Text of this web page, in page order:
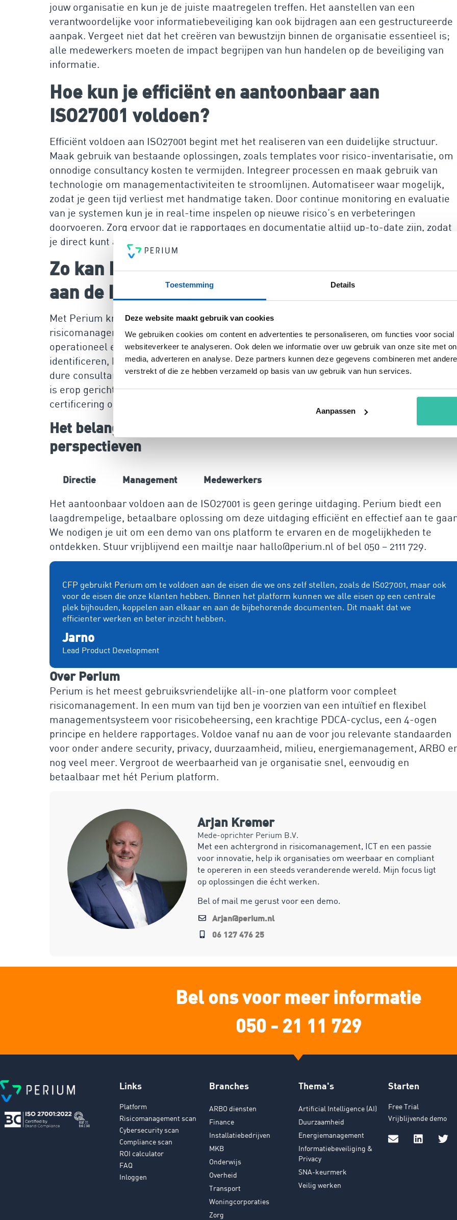
Toestemming Details
Deze website maakt gebruik van cookies
We gebruiken cookies om content en advertenties te personaliseren, om functies voor
websiteverkeer te analyseren. Ook delen we informatie over uw gebruik van onze site met
media, adverteren en analyse. Deze partners kunnen deze gegevens combineren met
verstrekt of die ze hebben verzameld op basis van uw gebruik van hun services.
Aanpassen
jouw organisatie en kun je de juiste maatregelen treffen. Het aanstellen van een
verantwoordelijke voor informatiebeveiliging kan ook bijdragen aan een gestructureerde
aanpak. Vergeet niet dat het creëren van bewustzijn binnen de organisatie essentieel is;
alle medewerkers moeten de impact begrijpen van hun handelen op de beveiliging van
informatie.
Hoe kun je efficiënt en aantoonbaar aan
ISO27001 voldoen?
Efficiënt voldoen aan ISO27001 begint met het realiseren van een duidelijke structuur.
Maak gebruik van bestaande oplossingen, zoals templates voor risico-inventarisatie, om
onnodige consultancy kosten te vermijden. Integreer processen en maak gebruik van
technologie om managementactiviteiten te stroomlijnen. Automatiseer waar mogelijk,
zodat je geen tijd verliest met handmatige taken. Door continue monitoring en evaluatie
van je systemen kun je in real-time inspelen op nieuwe risico’s en verbeteringen
doorvoeren. Zorg ervoor dat je rapportages en documentatie altijd up-to-date zijn, zodat
je direct kunt aantonen dat je aan de standaard voldoet.
Zo kan Perium jou helpen eenvoudig en efficiënt
aan de ISO27001 te voldoen
Met Perium krijg je een gebruiksvriendelijk platform dat speciaal is ontworpen om
risicomanagement en informatiebeveiliging te vereenvoudigen. Binnen 30 minuten ben je
operationeel en kun je aan de slag. Perium stelt je in staat om risico’s snel te
identificeren, beheersmaatregelen te koppelen en alles nauwkeurig bij te houden. Geen
dure consultants nodig; met onze intuïtieve interface kun je zelf aan de slag. Ons
is erop gericht organisaties in het uitzendwezen te helpen bij het behalen van ISO27001
certificering op een efficiënte en kostenbewuste manier.
Het belang van risicomanagement vanuit verschillende
perspectieven
Directie Management Medewerkers
Het aantoonbaar voldoen aan de ISO27001 is geen geringe uitdaging. Perium biedt een
laagdrempelige, betaalbare oplossing om deze uitdaging efficiënt en effectief aan te
We nodigen je uit om een demo van ons platform te ervaren en de mogelijkheden te
ontdekken. Stuur vrijblijvend een mailtje naar hallo@perium.nl of bel 050 – 2111 729.
CFP gebruikt Perium om te voldoen aan de eisen die we ons zelf stellen, zoals de IS027001, maar ook
voor de eisen die onze klanten hebben. Binnen het platform kunnen we alle eisen op een centrale
plek bijhouden, koppelen aan elkaar en aan de bijbehorende documenten. Dit maakt dat we
efficienter werken en beter inzicht hebben.
Jarno
Lead Product Development
Over Perium
Perium is het meest gebruiksvriendelijke all-in-one platform voor compleet
risicomanagement. In een mum van tijd ben je voorzien van een intuïtief en flexibel
managementsysteem voor risicobeheersing, een krachtige PDCA-cyclus, een 4-ogen
principe en heldere rapportages. Voldoe vanaf nu aan de voor jou relevante standaarden
voor onder andere security, privacy, duurzaamheid, milieu, energiemanagement, ARBO
nog veel meer. Vergroot de weerbaarheid van je organisatie snel, eenvoudig en
betaalbaar met hét Perium platform.
Arjan Kremer
Mede-oprichter Perium B.V.
Met een achtergrond in risicomanagement, ICT en een passie
voor innovatie, help ik organisaties om weerbaar en compliant
te opereren in een steeds veranderende wereld. Mijn focus ligt
op oplossingen die écht werken.
Bel of mail me gerust voor een demo.
Arjan@perium.nl
06 127 476 25
Bel ons voor meer informatie
050 - 21 11 729
Links
Platform
Risicomanagement scan
Cybersecurity scan
Compliance scan
ROI calculator
FAQ
Inloggen
Branches
ARBO diensten
Finance
Installatiebedrijven
MKB
Onderwijs
Overheid
Transport
Woningcorporaties
Zorg
Thema's
Artificial Intelligence (AI)
Duurzaamheid
Energiemanagement
Informatiebeveiliging &
Privacy
SNA-keurmerk
Veilig werken
Starten
Free Trial
Vrijblijvende demo